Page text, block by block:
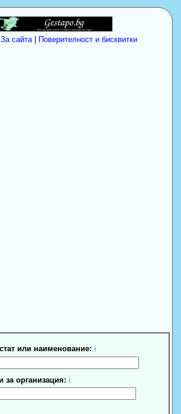
За сайта| Поверителност и бисквитки
или наименование: ℹ
организация: ℹ